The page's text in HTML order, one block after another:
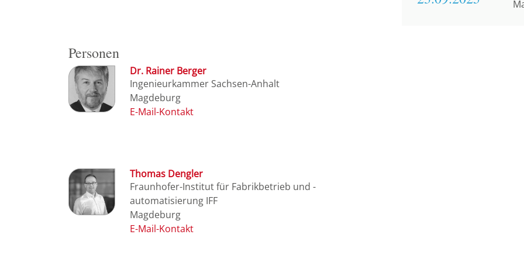
Personen
Dr. Rainer Berger
Ingenieurkammer Sachsen-Anhalt
Magdeburg
Thomas Dengler
Fraunhofer-Institut für Fabrikbetrieb und -
automatisierung IFF
Magdeburg